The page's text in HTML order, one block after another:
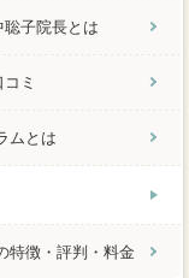
子院長とは
ミ
ムとは
特徴・評判・料金